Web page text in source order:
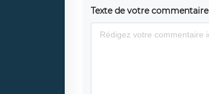
Texte de votre commentaire